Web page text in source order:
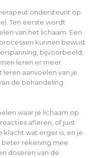
ondersteunt op
Ten eerste wordt
van het lichaam. Een
kunnen bewust
bijvoorbeeld,
leren er meer
aanvoelen van je
de behandeling.
waar je lichaam op
afleren, of juist
klacht wat erger is, en je
beter rekening mee
doseren van de